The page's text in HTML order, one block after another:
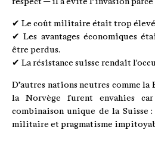
✔ Le coût militaire était trop
✔ Les avantages économiques
être perdus.
✔ La résistance suisse rendait
D’autres nations neutres comme la
la Norvège furent envahies
combinaison unique de la Suisse
militaire et pragmatisme